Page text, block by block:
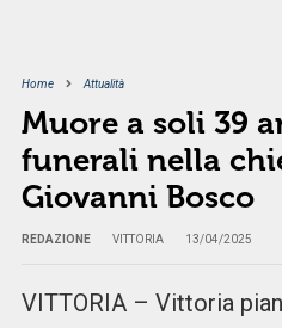
Home Attualità
Muore a soli 39
funerali nella
Giovanni Bosco
REDAZIONE VITTORIA 13/04/2025
VITTORIA – Vittoria